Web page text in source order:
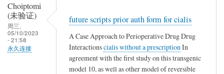
r
n
a
t
i
Choiptomi
(未验证)
周三,
05/10/2023
- 21:58
永久连接
future scripts prior auth form for cialis
A Case Approach to Perioperative Drug Drug
Interactionscialis without a prescription In
agreement with the first study on this transgenic
model 10, as well as other model of reversible